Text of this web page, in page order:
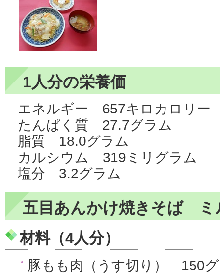
1人分の栄養価
エネルギー 657キロカロリー
たんぱく質 27.7グラム
脂質 18.0グラム
カルシウム 319ミリグラム
塩分 3.2グラム
五目あんかけ焼きそば ミ
材料（4人分）
豚もも肉（うす切り） 150